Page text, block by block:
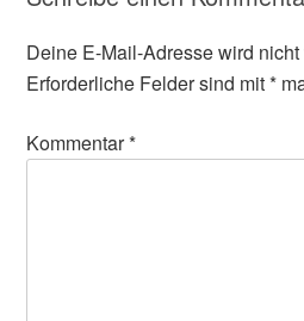
Deine E-Mail-Adresse wird
Erforderliche Felder sind mit*
Kommentar*